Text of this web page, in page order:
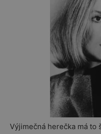
Výjimečná herečka má to